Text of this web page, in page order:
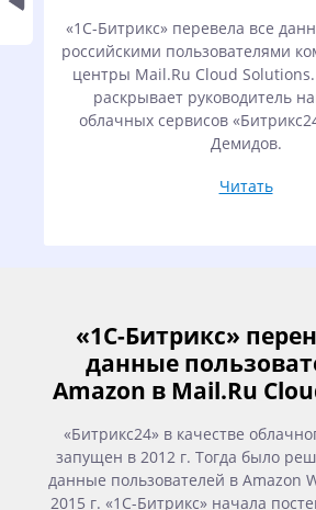
«1С-Битрикс» перевела все
российскими пользователями
центры Mail.Ru Cloud
раскрывает руководитель
облачных сервисов
Демидов.
Читать
«1С-Битрикс»
данные
Amazon в Mail.Ru
«Битрикс24» в качестве
запущен в 2012 г. Тогда было
данные пользователей в Amazon
2015 г. «1С-Битрикс» начала